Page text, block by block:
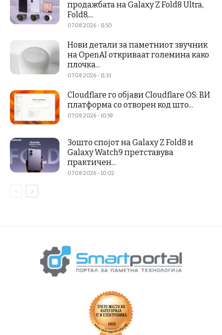
продажбата на Galaxy Z Fold8 Ultra,
Fold8,...
07.08.2026 - 11:50
Нови детали за паметниот звучник
на OpenAI откриваат големина како
плочка...
07.08.2026 - 11:31
Cloudflare го објави Cloudflare OS: ВИ
платформа со отворен код што...
07.08.2026 - 10:59
Зошто спојот на Galaxy Z Fold8 и
Galaxy Watch9 претставува
практичен...
07.08.2026 - 10:02